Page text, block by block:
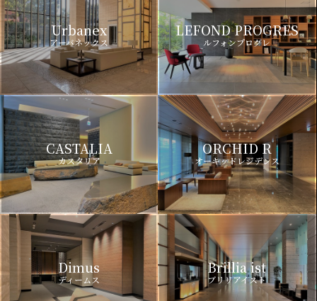
Urbanex
アーバネックス
LEFOND PROGRES
ルフォンプログレ
CASTALIA
カスタリア
ORCHID R
オーキッドレジデンス
Dimus
ディームス
Brillia ist
ブリリアイスト